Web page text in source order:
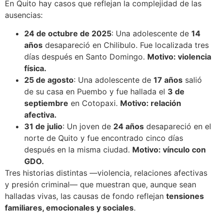
En Quito hay casos que reflejan la complejidad de las
ausencias:
24 de octubre de 2025: Una adolescente de 14
años desapareció en Chilibulo. Fue localizada tres
días después en Santo Domingo. Motivo: violencia
física.
25 de agosto: Una adolescente de 17 años salió
de su casa en Puembo y fue hallada el 3 de
septiembre en Cotopaxi. Motivo: relación
afectiva.
31 de julio: Un joven de 24 años desapareció en el
norte de Quito y fue encontrado cinco días
después en la misma ciudad. Motivo: vínculo con
GDO.
Tres historias distintas —violencia, relaciones afectivas
y presión criminal— que muestran que, aunque sean
halladas vivas, las causas de fondo reflejan tensiones
familiares, emocionales y sociales.